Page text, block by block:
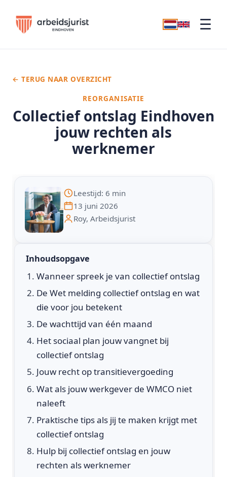
☰
Collectief ontslag Eindhoven
jouw rechten als
werknemer
← TERUG NAAR OVERZICHT
REORGANISATIE
Leestijd: 6 min
13 juni 2026
Roy, Arbeidsjurist
Inhoudsopgave
Wanneer spreek je van collectief ontslag
De Wet melding collectief ontslag en wat
die voor jou betekent
De wachttijd van één maand
Het sociaal plan jouw vangnet bij
collectief ontslag
Jouw recht op transitievergoeding
Wat als jouw werkgever de WMCO niet
naleeft
Praktische tips als jij te maken krijgt met
collectief ontslag
Hulp bij collectief ontslag en jouw
rechten als werknemer